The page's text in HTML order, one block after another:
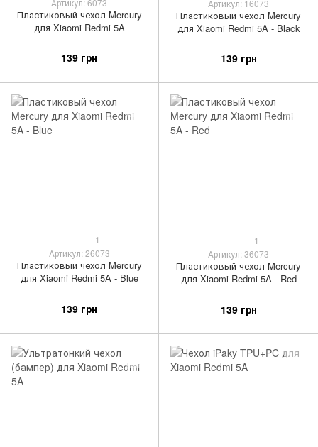
Пластиковый чехол Mercury
для Xiaomi Redmi 5A
139 грн
Артикул: 16073
Пластиковый чехол Mercury
для Xiaomi Redmi 5A - Black
139 грн
1
Артикул: 26073
Пластиковый чехол Mercury
для Xiaomi Redmi 5A - Blue
139 грн
1
Артикул: 36073
Пластиковый чехол Mercury
для Xiaomi Redmi 5A - Red
139 грн